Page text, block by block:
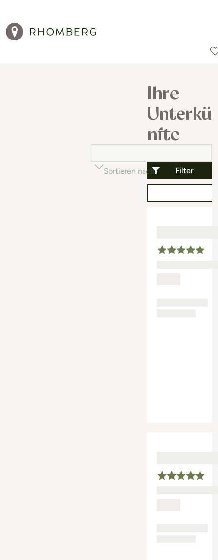
ReiseartenIhre
Unterkü
nfte
Filter
Sortieren nach Beliebtheit